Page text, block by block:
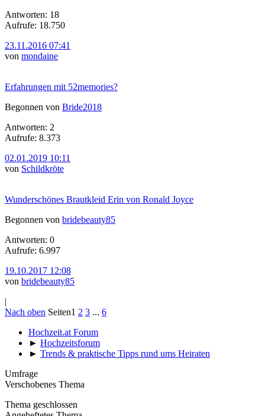
Antworten: 18
Aufrufe: 18.750
23.11.2016 07:41
von mondaine
Erfahrungen mit 52memories?
Begonnen von Bride2018
Antworten: 2
Aufrufe: 8.373
02.01.2019 10:11
von Schildkröte
Wunderschönes Brautkleid Erin von Ronald Joyce
Begonnen von bridebeauty85
Antworten: 0
Aufrufe: 6.997
19.10.2017 12:08
von bridebeauty85
|
Nach oben Seiten1 2 3 ... 6
Hochzeit.at Forum
► Hochzeitsforum
► Trends & praktische Tipps rund ums Heiraten
Umfrage
Verschobenes Thema
Thema geschlossen